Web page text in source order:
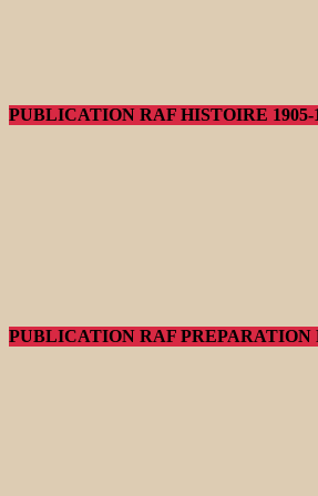
PUBLICATION RAF HISTOIRE 1905-
PUBLICATION RAF PREPARATION